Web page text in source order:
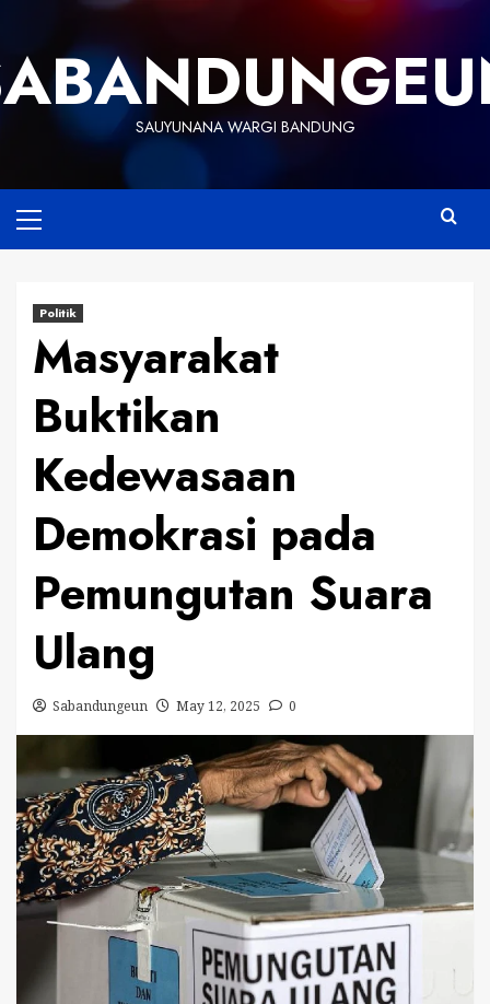
content
SAUYUNANA WARGI BANDUNG
Menu
Politik
Masyarakat
Buktikan
Kedewasaan
Demokrasi pada
Pemungutan Suara
Ulang
Sabandungeun May 12, 2025 0